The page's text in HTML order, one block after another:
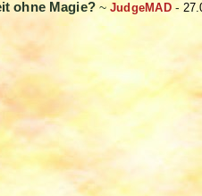
ohne Magie?~ JudgeMAD-